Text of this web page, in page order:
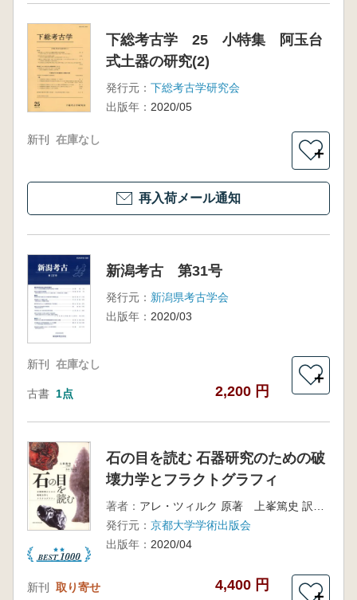
下総考古学 25 小特集 阿玉台
式土器の研究(2)
発行元： 下総考古学研究会
出版年： 2020/05
新刊 在庫なし
＋
再入荷メール通知
新潟考古 第31号
発行元： 新潟県考古学会
出版年： 2020/03
新刊 在庫なし
古書 1点 2,200 円
＋
石の目を読む 石器研究のための破
壊力学とフラクトグラフィ
著者：
発行元： 京都大学学術出版会
出版年： 2020/04
新刊 取り寄せ 4,400 円
＋